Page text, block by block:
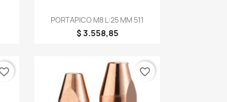
Vista rápida
PORTAPICO M8 L:25 MM 511
$ 3.558,85
favorite_border